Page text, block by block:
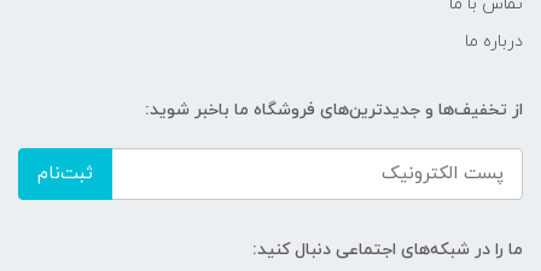
تماس با ما
درباره ما
از تخفیف‌ها و جدیدترین‌های فروشگاه ما باخبر شوید:
ثبت‌نام
ما را در شبکه‌های اجتماعی دنبال کنید: